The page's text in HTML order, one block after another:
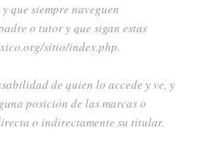
que siempre naveguen
o tutor y que sigan estas
sitio/index.php.
de quien lo accede y ve, y
posición de las marcas o
o indirectamente su titular.